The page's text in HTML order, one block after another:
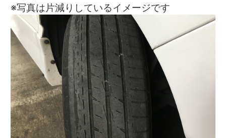
※写真は片減りしているイメージです